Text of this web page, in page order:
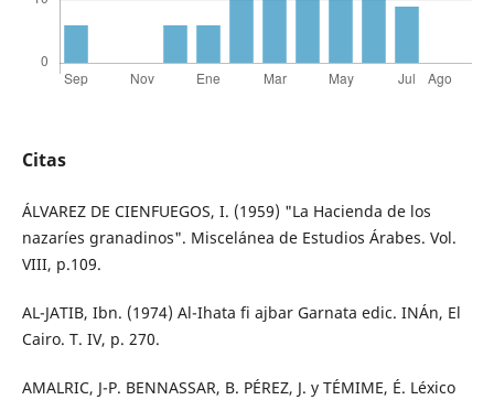
Citas
ÁLVAREZ DE CIENFUEGOS, I. (1959) "La Hacienda de los
nazaríes granadinos". Miscelánea de Estudios Árabes. Vol.
VIII, p.109.
AL-JATIB, Ibn. (1974) Al-Ihata fi ajbar Garnata edic. INÁn, El
Cairo. T. IV, p. 270.
AMALRIC, J-P. BENNASSAR, B. PÉREZ, J. y TÉMIME, É. Léxico